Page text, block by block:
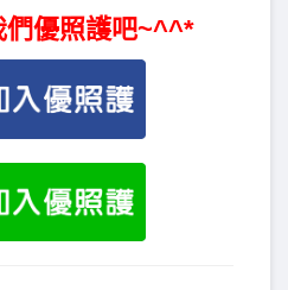
們優照護吧~^^*